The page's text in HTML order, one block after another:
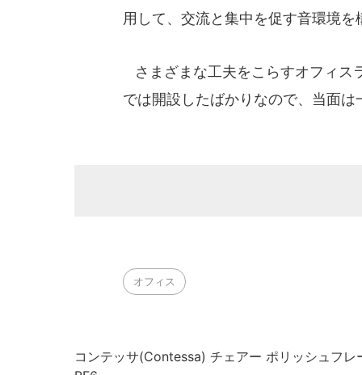
用して、交流と集中を促す音環境を
さまざまな工夫をこらすオフィス
では開設したばかりなので、当面
オフィス
コンテッサ(Contessa) チェアー ポリッシュフ